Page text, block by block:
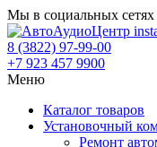
Мы в социальных сетях
8 (3822) 97-99-00
+7 923 457 9900
Меню
Каталог товаров
Установочный
Ремонт